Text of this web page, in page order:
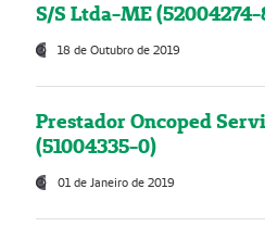
S/S Ltda-ME
18 de Outubro de 2019
Prestador Oncoped
(51004335-0)
01 de Janeiro de 2019